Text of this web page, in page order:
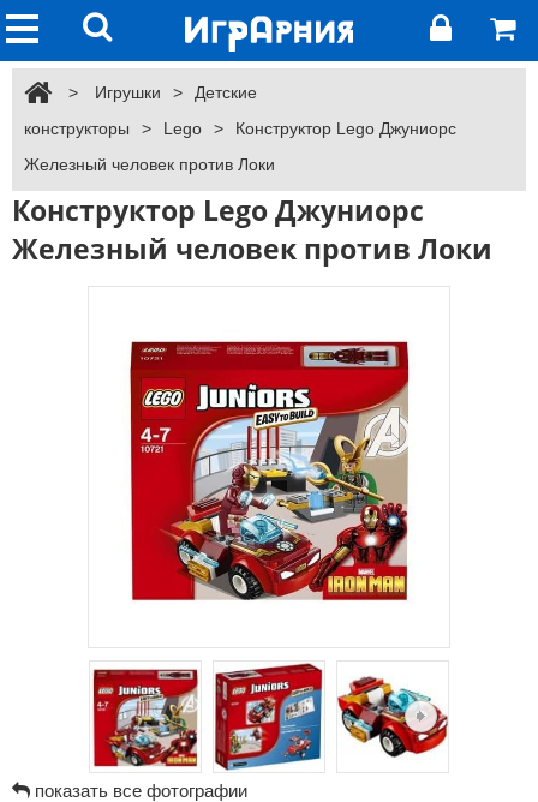
> Игрушки >
Детские
конструкторы
> Lego >
Конструктор Lego Джуниорс
Железный человек против Локи
Конструктор Lego Джуниорс
Железный человек против Локи
показать все фотографии